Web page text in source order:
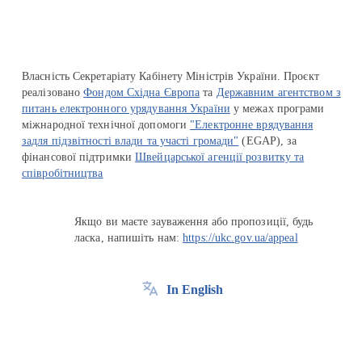
Власність Секретаріату Кабінету Міністрів України. Проєкт
реалізованоФондом Східна Європа та Державним агентством з
питань електронного урядування України у межах програми
міжнародної технічної допомоги "Електронне врядування
задля підзвітності влади та участі громади" (EGAP), за
фінансової підтримкиШвейцарської агенції розвитку та
співробітництва
Якщо ви маєте зауваження або пропозиції, будь
ласка, напишіть нам:https://ukc.gov.ua/appeal
In English